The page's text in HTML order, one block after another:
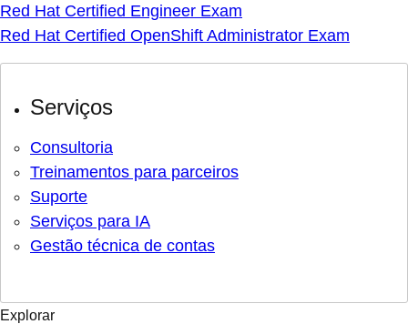
Red Hat Certified Engineer Exam
Red Hat Certified OpenShift Administrator Exam
Serviços
Consultoria
Treinamentos para parceiros
Suporte
Serviços para IA
Gestão técnica de contas
Explorar